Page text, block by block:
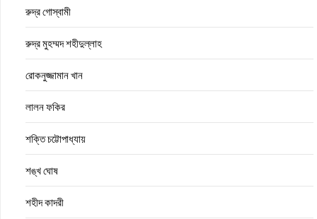
রুদ্র গোস্বামী
রুদ্র মুহম্মদ শহীদুল্লাহ
রোকনুজ্জামান খান
লালন ফকির
শক্তি চট্টোপাধ্যায়
শঙ্খ ঘোষ
শহীদ কাদরী